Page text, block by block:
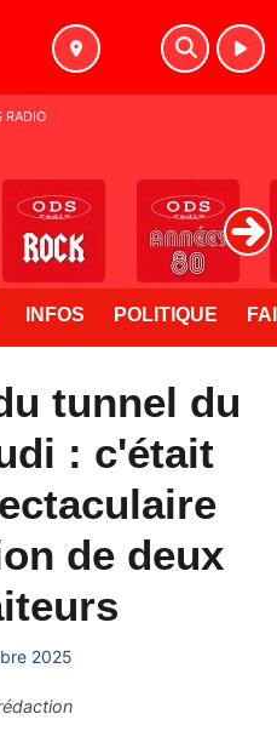
INFOS POLITIQUE
tunnel du
: c'était
de deux
2025
RADIO